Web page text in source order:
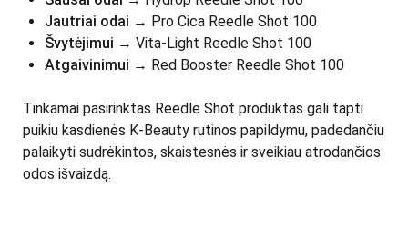
Jautriai odai → Pro Cica Reedle Shot 100
Švytėjimui → Vita-Light Reedle Shot 100
Atgaivinimui → Red Booster Reedle Shot 100
Tinkamai pasirinktas Reedle Shot produktas gali tapti
puikiu kasdienės K-Beauty rutinos papildymu, padedančiu
palaikyti sudrėkintos, skaistesnės ir sveikiau atrodančios
odos išvaizdą.